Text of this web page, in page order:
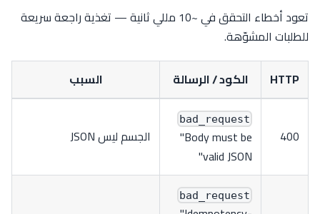
تعود أخطاء التحقق في ~10 مللي ثانية — تغذية راجعة سريعة
للطلبات المشوّهة.
HTTP
الكود / الرسالة السبب
400
bad_request
"Body must be
valid JSON"
الجسم ليس JSON
bad_request